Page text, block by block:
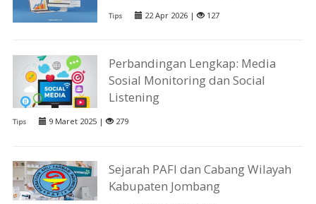
Tips 22 Apr 2026 | 127
Perbandingan Lengkap: Media
Sosial Monitoring dan Social
Listening
Tips 9 Maret 2025 | 279
Sejarah PAFI dan Cabang Wilayah
Kabupaten Jombang